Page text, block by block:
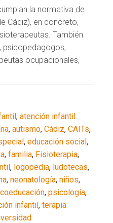
la normativa de
Cádiz), en concreto,
También
psicopedagogos,
ocupacionales,
,atención infantil
,autismo,Cádiz,CAITs,
,educación social,
,familia, Fisioterapia,
, logopedia, ludotecas,
,neonatología,niños,
,psicología,
infantil,terapia